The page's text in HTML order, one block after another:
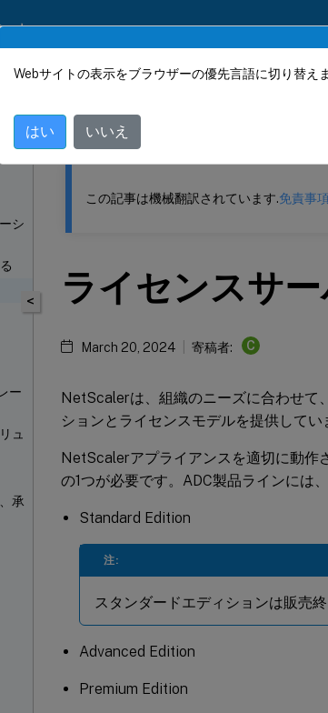
ト
シ
ー
ュ
承
このコンテンツは動的に機械翻訳されています。
NetScaler
<
この記事は機械翻訳されています.免責事項
ライセンスサ
March 20, 2024 寄稿者: C
NetScalerは、組織のニーズに合わせて
ションとライセンスモデルを提供してい
NetScalerアプライアンスを適切に動作
の1つが必要です。ADC製品ラインには
Standard Edition
注:
スタンダードエディションは販売
Advanced Edition
Premium Edition
Webサイトの表示をブラウザーの優先言語に切り替え
はい いいえ